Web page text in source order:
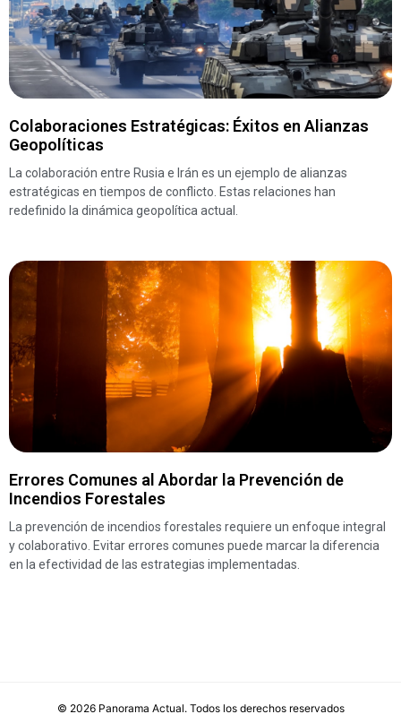
Colaboraciones Estratégicas: Éxitos en Alianzas
Geopolíticas
La colaboración entre Rusia e Irán es un ejemplo de alianzas
estratégicas en tiempos de conflicto. Estas relaciones han
redefinido la dinámica geopolítica actual.
Errores Comunes al Abordar la Prevención de
Incendios Forestales
La prevención de incendios forestales requiere un enfoque integral
y colaborativo. Evitar errores comunes puede marcar la diferencia
en la efectividad de las estrategias implementadas.
© 2026 Panorama Actual. Todos los derechos reservados